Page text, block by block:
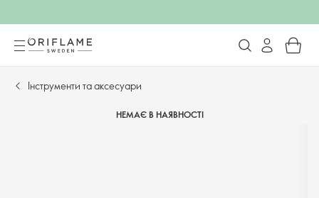
Інструменти та аксесуари
НЕМАЄ В НАЯВНОСТІ